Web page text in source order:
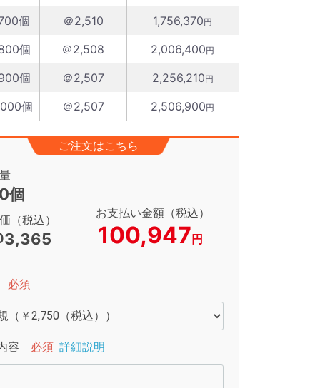
個 ＠2,510 1,756,370円
個 ＠2,508 2,006,400円
個 ＠2,507 2,256,210円
個 ＠2,507 2,506,900円
ご注文はこちら
個
（税込） お支払い金額（税込）
100,947 円
必須
容 必須 詳細説明